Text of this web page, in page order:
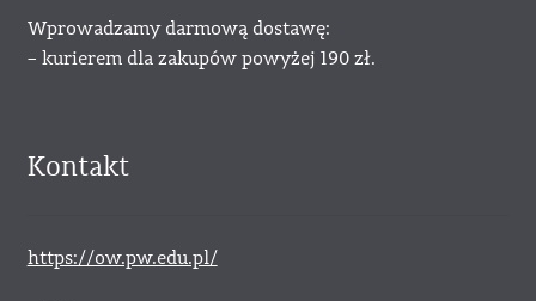
Wprowadzamy darmową dostawę:
– kurierem dla zakupów powyżej 190 zł.
Kontakt
https://ow.pw.edu.pl/